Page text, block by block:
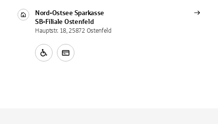
Nord-Ostsee Sparkasse
SB-Filiale Ostenfeld
Hauptstr. 18, 25872 Ostenfeld